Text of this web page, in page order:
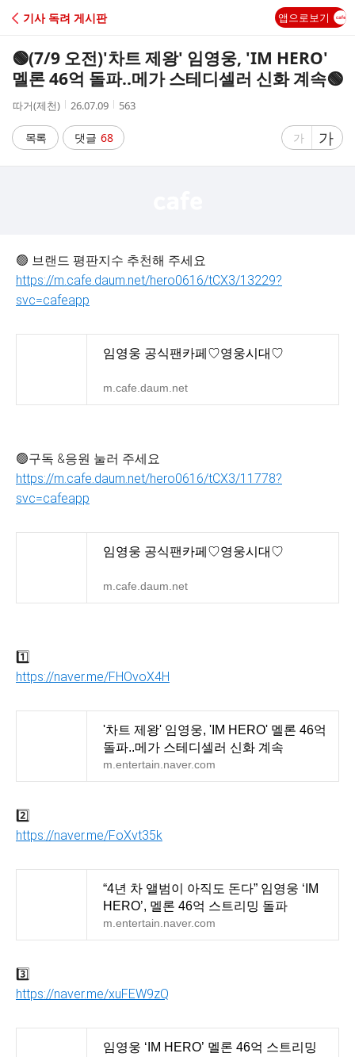
C
A
기사 독려 게시판 앱으로보기
🟢(7/9 오전)'차트 제왕' 임영웅, 'IM HERO'
멜론 46억 돌파..메가 스테디셀러 신화 계속🟢
작
자
따거(제천)
작
시
간
26.07.09
조
수
563
목록 댓글 68
글
가
글
자
가
🟢 브랜드 평판지수 추천해 주세요
https://m.cafe.daum.net/hero0616/tCX3/13229?
svc=cafeapp
임영웅 공식팬카페♡영웅시대♡
m.cafe.daum.net
🟢구독 &응원 눌러 주세요
https://m.cafe.daum.net/hero0616/tCX3/11778?
svc=cafeapp
임영웅 공식팬카페♡영웅시대♡
m.cafe.daum.net
1️⃣
https://naver.me/FHOvoX4H
'차트 제왕' 임영웅, 'IM HERO' 멜론 46억
돌파..메가 스테디셀러 신화 계속
m.entertain.naver.com
2️⃣
https://naver.me/FoXvt35k
“4년 차 앨범이 아직도 돈다” 임영웅 ‘IM
HERO’, 멜론 46억 스트리밍 돌파
m.entertain.naver.com
3️⃣
https://naver.me/xuFEW9zQ
임영웅 ‘IM HERO’ 멜론 46억 스트리밍